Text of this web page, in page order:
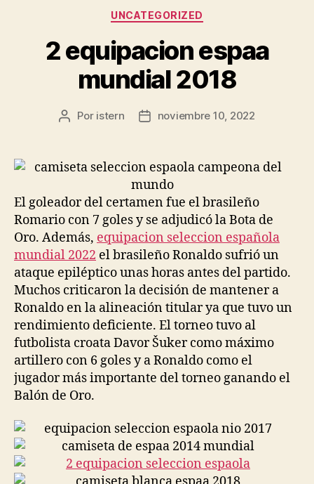
Categorías
UNCATEGORIZED
2 equipacion espaa
mundial 2018
Autor
entrada
Por istern
Fecha
entrada
noviembre 10, 2022
El goleador del certamen fue el brasileño
Romario con 7 goles y se adjudicó la Bota de
Oro. Además, equipacion seleccion española
mundial 2022 el brasileño Ronaldo sufrió un
ataque epiléptico unas horas antes del partido.
Muchos criticaron la decisión de mantener a
Ronaldo en la alineación titular ya que tuvo un
rendimiento deficiente. El torneo tuvo al
futbolista croata Davor Šuker como máximo
artillero con 6 goles y a Ronaldo como el
jugador más importante del torneo ganando el
Balón de Oro.